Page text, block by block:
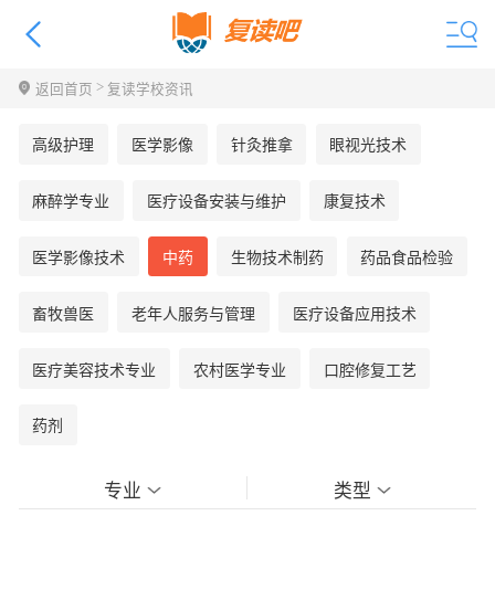
返回首页 > 复读学校资讯
高级护理 医学影像 针灸推拿 眼视光技术
麻醉学专业 医疗设备安装与维护 康复技术
医学影像技术 中药 生物技术制药 药品食品检验
畜牧兽医 老年人服务与管理 医疗设备应用技术
医疗美容技术专业 农村医学专业 口腔修复工艺
药剂
专业 类型